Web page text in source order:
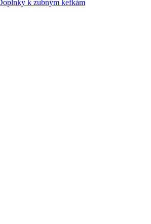
Doplnky k zubným kefkám